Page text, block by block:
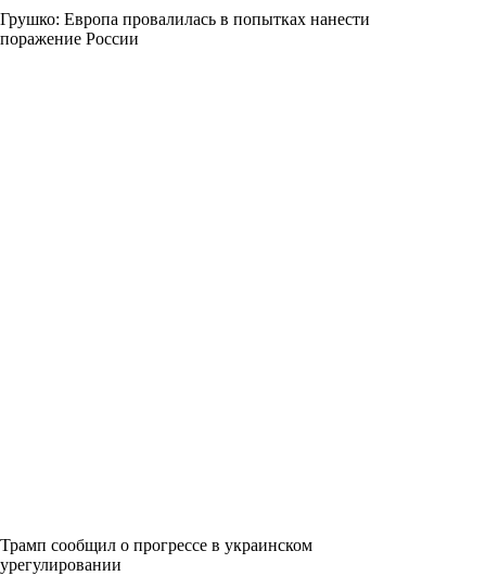
Грушко: Европа провалилась в попытках нанести
поражение России
Трамп сообщил о прогрессе в украинском
урегулировании